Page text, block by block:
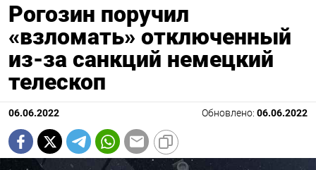
Рогозин поручил
«взломать» отключенный
из-за санкций немецкий
телескоп
06.06.2022 Обновлено: 06.06.2022